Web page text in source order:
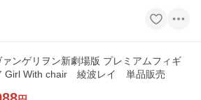
ァンゲリヲン新劇場版 プレミアムフィギ
Girl With chair 綾波レイ 単品販売